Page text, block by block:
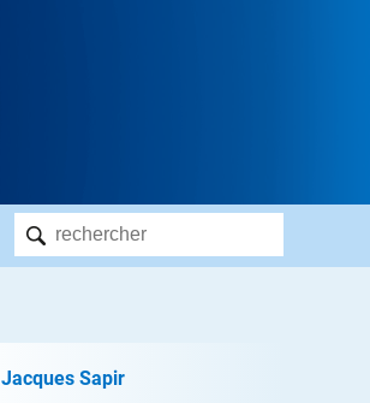
Jacques Sapir